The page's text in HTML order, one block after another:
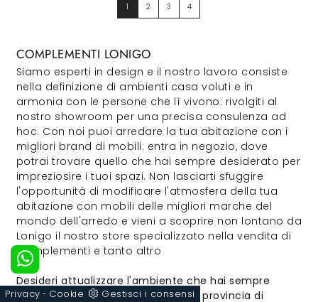
1 2 3 4
COMPLEMENTI LONIGO
Siamo esperti in design e il nostro lavoro consiste
nella definizione di ambienti casa voluti e in
armonia con le persone che lì vivono: rivolgiti al
nostro showroom per una precisa consulenza ad
hoc. Con noi puoi arredare la tua abitazione con i
migliori brand di mobili: entra in negozio, dove
potrai trovare quello che hai sempre desiderato per
impreziosire i tuoi spazi. Non lasciarti sfuggire
l'opportunità di modificare l'atmosfera della tua
abitazione con mobili delle migliori marche del
mondo dell'arredo e vieni a scoprire non lontano da
Lonigo il nostro store specializzato nella vendita di
Complementi e tanto altro
Desideri attualizzare l'ambiente che hai sempre
voluto ma non sai a chi affidarti in provincia di
Privacy - Cookie Gestisci i consensi